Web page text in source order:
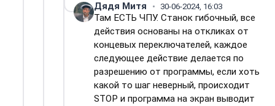
Дядя Митя 30-06-2024, 16:03
Там ЕСТЬ ЧПУ. Станок гибочный, все
действия основаны на откликах от
концевых переключателей, каждое
следующее действие делается по
разрешению от программы, если хоть
какой то шаг неверный, происходит
STOP и программа на экран выводит